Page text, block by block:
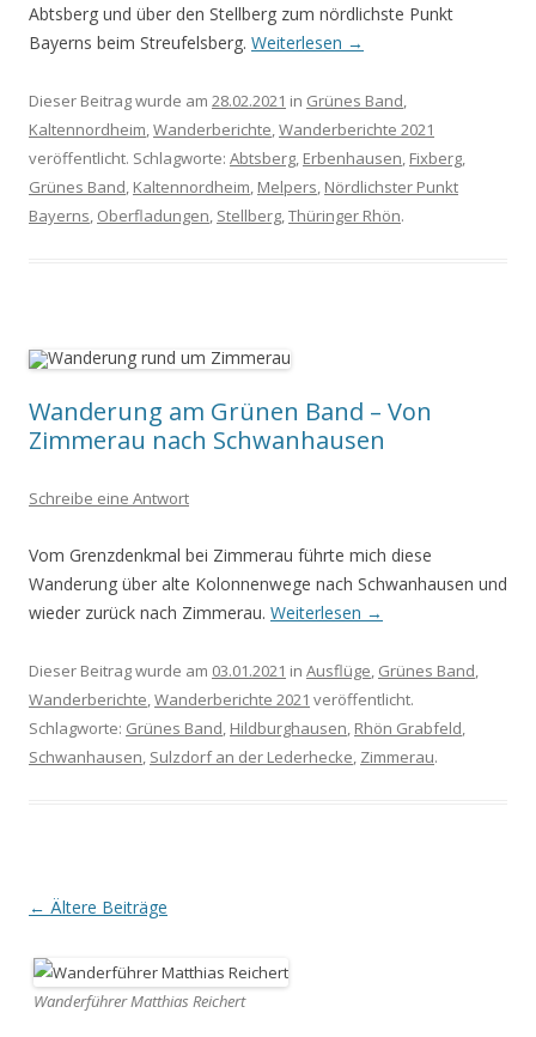
Abtsberg und über den Stellberg zum nördlichste Punkt
Bayerns beim Streufelsberg. Weiterlesen →
Dieser Beitrag wurde am 28.02.2021 in Grünes Band,
Kaltennordheim,Wanderberichte,Wanderberichte 2021
veröffentlicht. Schlagworte: Abtsberg, Erbenhausen, Fixberg,
Grünes Band, Kaltennordheim, Melpers, Nördlichster Punkt
Bayerns, Oberfladungen, Stellberg,Thüringer Rhön.
Wanderung am Grünen Band – Von
Zimmerau nach Schwanhausen
Schreibe eine Antwort
Vom Grenzdenkmal bei Zimmerau führte mich diese
Wanderung über alte Kolonnenwege nach Schwanhausen und
wieder zurück nach Zimmerau. Weiterlesen →
Dieser Beitrag wurde am 03.01.2021 in Ausflüge, Grünes Band,
Wanderberichte,Wanderberichte 2021 veröffentlicht.
Schlagworte: Grünes Band, Hildburghausen, Rhön Grabfeld,
Schwanhausen, Sulzdorf an der Lederhecke, Zimmerau.
Beitrags-
← Ältere Beiträge
Wanderführer Matthias Reichert